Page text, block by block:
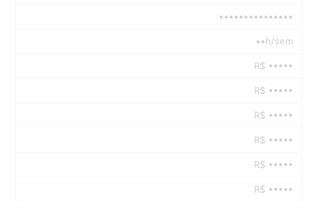
•••••••••••••••
••h/sem
R$ •••••
R$ •••••
R$ •••••
R$ •••••
R$ •••••
R$ •••••